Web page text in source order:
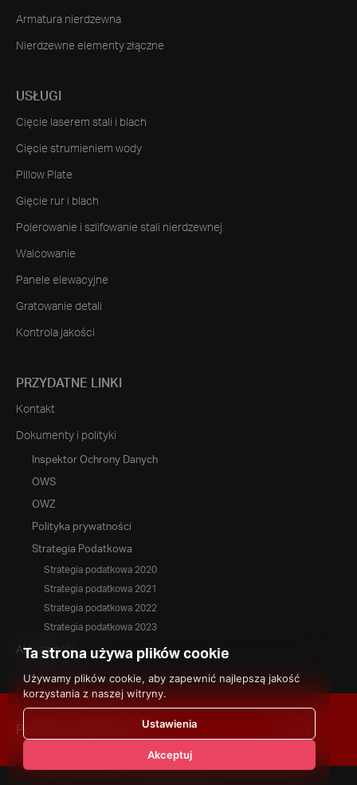
Armatura nierdzewna
Nierdzewne elementy złączne
USŁUGI
Cięcie laserem stali i blach
Cięcie strumieniem wody
Pillow Plate
Gięcie rur i blach
Polerowanie i szlifowanie stali nierdzewnej
Walcowanie
Panele elewacyjne
Gratowanie detali
Kontrola jakości
PRZYDATNE LINKI
Kontakt
Dokumenty i polityki
Inspektor Ochrony Danych
OWS
OWZ
Polityka prywatności
Strategia Podatkowa
Strategia podatkowa 2020
Strategia podatkowa 2021
Strategia podatkowa 2022
Strategia podatkowa 2023
Aktualności
Powrót na górę strony
Ta strona używa plików cookie
Używamy plików cookie, aby zapewnić najlepszą jakość
korzystania z naszej witryny.
Ustawienia
Akceptuj